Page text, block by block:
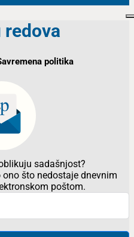
redova
politika
sadašnjost?
što nedostaje dnevnim
poštom.